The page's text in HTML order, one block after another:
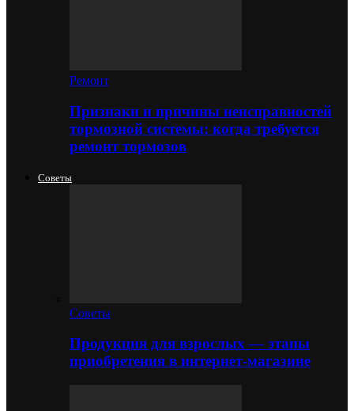
Ремонт
Признаки и причины неисправностей
тормозной системы: когда требуется
ремонт тормозов
Советы
Советы
Продукция для взрослых — этапы
приобретения в интернет-магазине